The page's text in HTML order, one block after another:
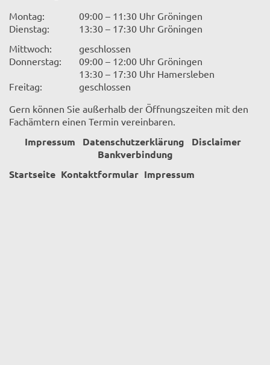
Montag:
09:00 – 11:30 Uhr Gröningen
Dienstag:
13:30 – 17:30 Uhr Gröningen
Mittwoch:
geschlossen
Donnerstag:
09:00 – 12:00 Uhr Gröningen
13:30 – 17:30 Uhr Hamersleben
Freitag:
geschlossen
Gern können Sie außerhalb der Öffnungszeiten mit den
Fachämtern einen Termin vereinbaren.
Impressum Datenschutzerklärung
Disclaimer
Bankverbindung
Startseite Kontaktformular Impressum